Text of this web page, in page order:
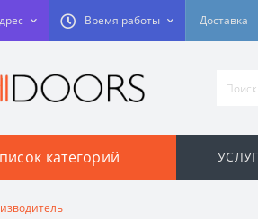
Время работы Доставка
категорий